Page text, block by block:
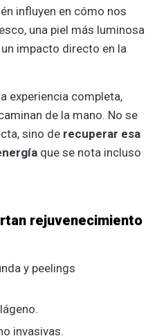
influyen en cómo nos
una piel más luminosa
impacto directo en la
experiencia completa,
de la mano. No se
sino de recuperar esa
que se nota incluso
rejuvenecimiento
y peelings
invasivas.